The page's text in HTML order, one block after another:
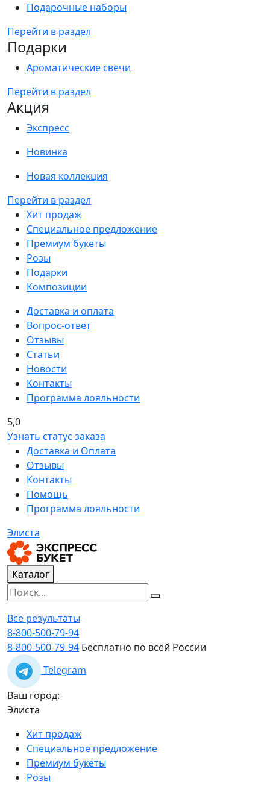
Подарочные наборы
Перейти в раздел
Подарки
Ароматические свечи
Перейти в раздел
Акция
Экспресс
Новинка
Новая коллекция
Перейти в раздел
Хит продаж
Специальное предложение
Премиум букеты
Розы
Подарки
Композиции
Доставка и оплата
Вопрос-ответ
Отзывы
Статьи
Новости
Контакты
Программа лояльности
5,0
Узнать статус заказа
Доставка и Оплата
Отзывы
Контакты
Помощь
Программа лояльности
Элиста
Каталог
Все результаты
8-800-500-79-94
8-800-500-79-94 Бесплатно по всей России
Telegram
Ваш город:
Элиста
Хит продаж
Специальное предложение
Премиум букеты
Розы